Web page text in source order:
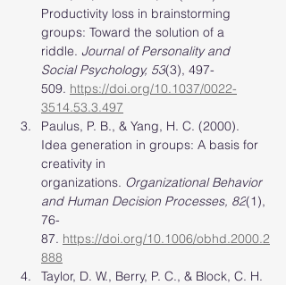
Productivity loss in brainstorming
groups: Toward the solution of a
riddle. Journal of Personality and
Social Psychology, 53(3), 497-
509. https://doi.org/10.1037/0022-
3514.53.3.497
Paulus, P. B., & Yang, H. C. (2000).
Idea generation in groups: A basis for
creativity in
organizations. Organizational Behavior
and Human Decision Processes, 82(1),
76-
87. https://doi.org/10.1006/obhd.2000.2
888
Taylor, D. W., Berry, P. C., & Block, C. H.